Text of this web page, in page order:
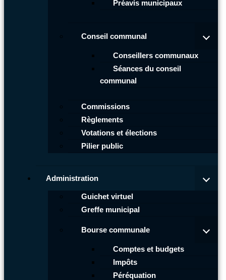
Préavis municipaux
Conseil communal
Conseillers communaux
Séances du conseil
communal
Commissions
Règlements
Votations et élections
Pilier public
Administration
Guichet virtuel
Greffe municipal
Bourse communale
Comptes et budgets
Impôts
Péréquation